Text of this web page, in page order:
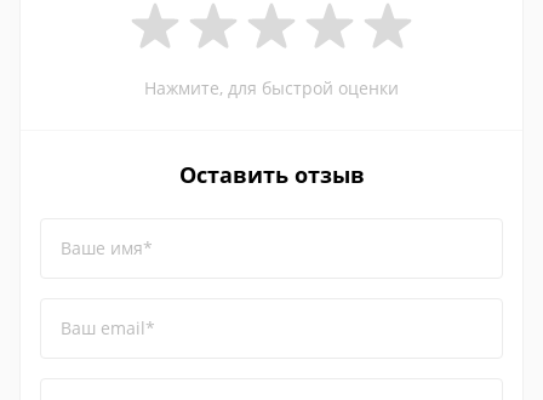
Нажмите, для быстрой оценки
Оставить отзыв
Ваше имя*
Ваш email*